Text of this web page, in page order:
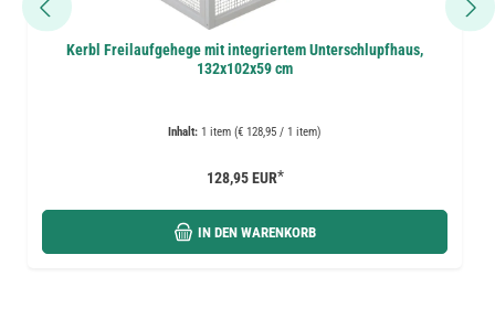
Kerbl Freilaufgehege mit integriertem Unterschlupfhaus,
132x102x59 cm
Inhalt: 1 item (€ 128,95 / 1 item)
128,95 EUR*
IN DEN WARENKORB